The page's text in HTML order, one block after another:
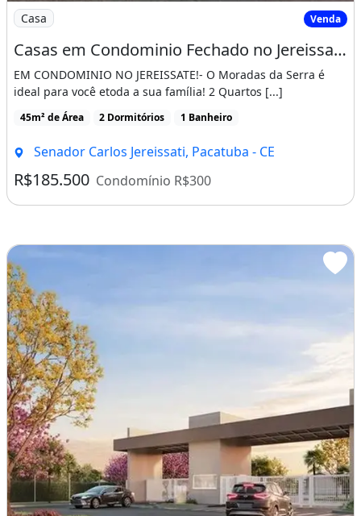
Imagem: Casas em Condominio Fechado no Jereissate
Casa Venda
Casas em Condominio Fechado no Jereissate 3, Entrada Facilitada em Ate 60X, Aproveite!
EM CONDOMINIO NO JEREISSATE!- O Moradas da Serra é
ideal para você etoda a sua família! 2 Quartos [...]
45m² de Área 2 Dormitórios 1 Banheiro
Senador Carlos Jereissati, Pacatuba - CE
R$185.500 Condomínio R$300